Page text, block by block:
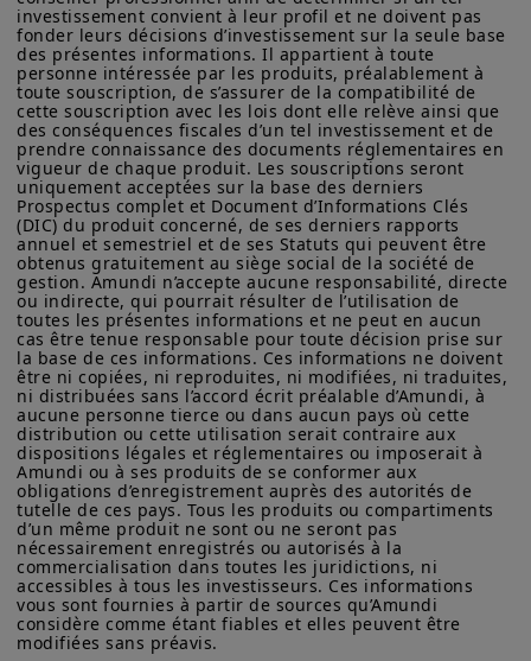
nouvelles normes comptables IFRS 9,
pour certaines institutions
(principalement les banques asiatiques
du Royaume-Uni qui sont exposées à la
région du Moyen-Orient).Les
entreprises chimiques pourraient
bénéficier de perturbations de l’offre
et les compagnies aériennes sont
protégées à court terme par des
programmes de couverture du
carburant, bien qu’elles soient
confrontées à des pénuries de kérosène
si la situation persiste. Les efforts
déployés par les décideurs politiques
pour garantir l'approvisionnement
énergétique de l'Europe au cours des
prochaines années devraient également
s'intensifier, ce qui devrait soutenir le
secteur des énergies renouvelables ainsi
que les entreprises impliquées dans le
indicatif et constituent une présentation générale de nos
produits et services. Ces informations ne sont pas exhaustives,
peuvent évoluer dans le temps et être mises à jour par Amundi
Asset Management, sans préavis et à tout moment.
Votre accès à ce site est soumis au respect de la
réglementation française en vigueur et aux «Mentions légales /
Conditions générales d’accès au site».
En choisissant d’accéder à notre site, vous reconnaissez avoir
pris connaissance de ces Conditions et les avoir acceptées.
Nous vous conseillons, dans votre intérêt, de les lire
attentivement.
investissement convient à leur profil et ne doivent pas
fonder leurs décisions d’investissement sur la seule base
des présentes informations. Il appartient à toute
personne intéressée par les produits, préalablement à
toute souscription, de s’assurer de la compatibilité de
cette souscription avec les lois dont elle relève ainsi que
des conséquences fiscales d’un tel investissement et de
prendre connaissance des documents réglementaires en
vigueur de chaque produit. Les souscriptions seront
uniquement acceptées sur la base des derniers
Prospectus complet et Document d’Informations Clés
(DIC) du produit concerné, de ses derniers rapports
annuel et semestriel et de ses Statuts qui peuvent être
obtenus gratuitement au siège social de la société de
gestion. Amundi n’accepte aucune responsabilité, directe
ou indirecte, qui pourrait résulter de l’utilisation de
toutes les présentes informations et ne peut en aucun
cas être tenue responsable pour toute décision prise sur
la base de ces informations. Ces informations ne doivent
être ni copiées, ni reproduites, ni modifiées, ni traduites,
ni distribuées sans l’accord écrit préalable d’Amundi, à
aucune personne tierce ou dans aucun pays où cette
distribution ou cette utilisation serait contraire aux
dispositions légales et réglementaires ou imposerait à
Amundi ou à ses produits de se conformer aux
obligations d’enregistrement auprès des autorités de
tutelle de ces pays. Tous les produits ou compartiments
d’un même produit ne sont ou ne seront pas
nécessairement enregistrés ou autorisés à la
commercialisation dans toutes les juridictions, ni
accessibles à tous les investisseurs. Ces informations
vous sont fournies à partir de sources qu’Amundi
considère comme étant fiables et elles peuvent être
modifiées sans préavis.